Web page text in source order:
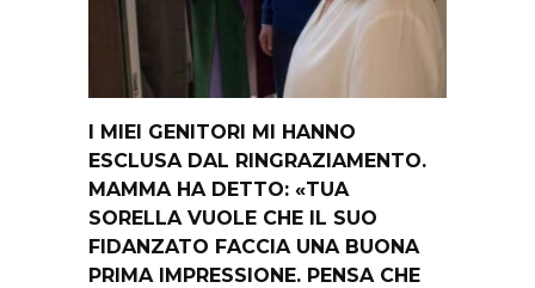
I MIEI GENITORI MI HANNO
ESCLUSA DAL RINGRAZIAMENTO.
MAMMA HA DETTO: «TUA
SORELLA VUOLE CHE IL SUO
FIDANZATO FACCIA UNA BUONA
PRIMA IMPRESSIONE. PENSA CHE